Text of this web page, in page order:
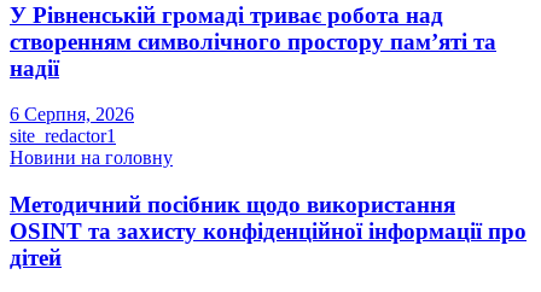
У Рівненській громаді триває робота над
створенням символічного простору пам’яті та
надії
6 Серпня, 2026
site_redactor1
Новини на головну
Методичний посібник щодо використання
OSINT та захисту конфіденційної інформації про
дітей